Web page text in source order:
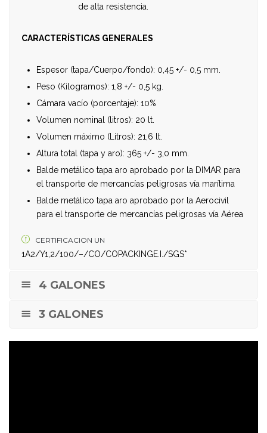
de alta resistencia.
CARACTERÍSTICAS GENERALES
Espesor (tapa/Cuerpo/fondo): 0,45 +/- 0,5 mm.
Peso (Kilogramos): 1,8 +/- 0,5 kg.
Cámara vacío (porcentaje): 10%
Volumen nominal (litros): 20 lt.
Volumen máximo (Litros): 21,6 lt.
Altura total (tapa y aro): 365 +/- 3,0 mm.
Balde metálico tapa aro aprobado por la DIMAR para
el transporte de mercancías peligrosas vía marítima
Balde metálico tapa aro aprobado por la Aerocivil
para el transporte de mercancías peligrosas vía Aérea
CERTIFICACION UN
1A2/Y1,2/100/–/CO/COPACKINGE.I./SGS*
4 GALONES
3 GALONES